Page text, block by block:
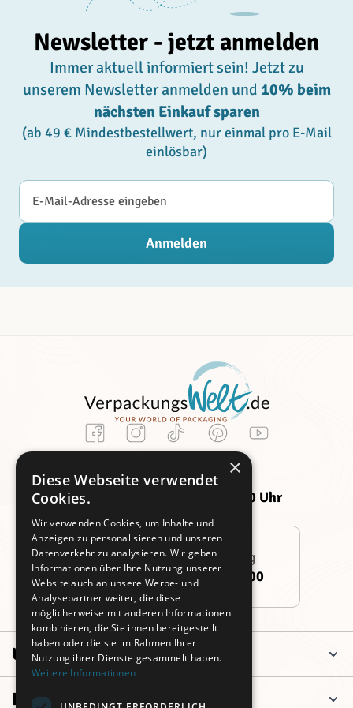
Newsletter - jetzt anmelden
Immer aktuell informiert sein! Jetzt zu
unserem Newsletter anmelden und 10% beim
nächsten Einkauf sparen
(ab 49 € Mindestbestellwert, nur einmal pro E-Mail
einlösbar)
E-Mail-Adresse
Anmelden
Kundenservice
Montag -
Donnerstag:
09:00 - 16:00 Uhr
Freitag:
09:00 - 14:00 Uhr
Persönliche Beratung
+49 (0)911 3260 6700
Unternehmen
Informationen
×
Diese Webseite verwendet
Cookies.
Wir verwenden Cookies, um Inhalte und
Anzeigen zu personalisieren und unseren
Datenverkehr zu analysieren. Wir geben
Informationen über Ihre Nutzung unserer
Website auch an unsere Werbe- und
Analysepartner weiter, die diese
möglicherweise mit anderen Informationen
kombinieren, die Sie ihnen bereitgestellt
haben oder die sie im Rahmen Ihrer
Nutzung ihrer Dienste gesammelt haben.
Weitere Informationen